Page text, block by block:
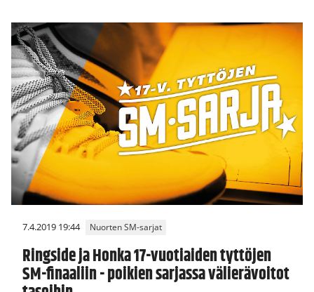
7.4.2019 19:44 Nuorten SM-sarjat
Ringside ja Honka 17-vuotiaiden tyttöjen
SM-finaaliin - poikien sarjassa välierävoitot